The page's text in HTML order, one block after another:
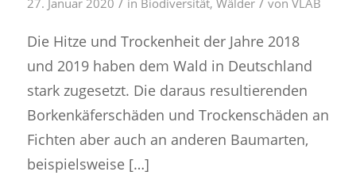
27. Januar 2020 in Biodiversität, Wälder von VLAB
Die Hitze und Trockenheit der Jahre 2018
und 2019 haben dem Wald in Deutschland
stark zugesetzt. Die daraus resultierenden
Borkenkäferschäden und Trockenschäden an
Fichten aber auch an anderen Baumarten,
beispielsweise […]